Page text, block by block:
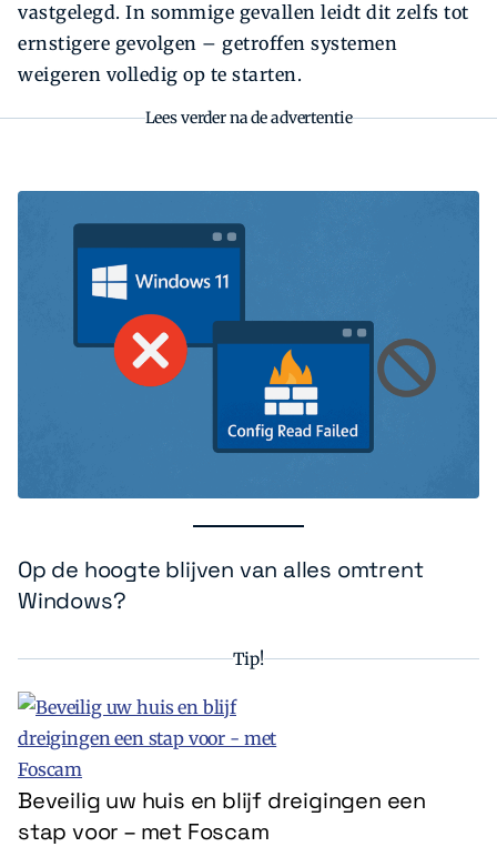
vastgelegd. In sommige gevallen leidt dit zelfs tot
ernstigere gevolgen – getroffen systemen
weigeren volledig op te starten.
Lees verder na de advertentie
Op de hoogte blijven van alles omtrent
Windows?
Tip!
Beveilig uw huis en blijf dreigingen een
stap voor – met Foscam